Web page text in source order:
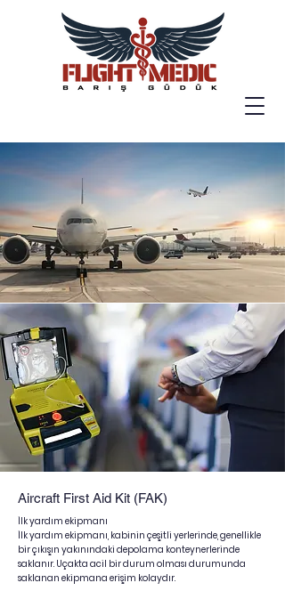
Aircraft First Aid Kit (FAK)
İlk yardım ekipmanı
İlk yardım ekipmanı, kabinin çeşitli yerlerinde, genellikle
bir çıkışın yakınındaki depolama konteynerlerinde
saklanır. Uçakta acil bir durum olması durumunda
saklanan ekipmana erişim kolaydır.